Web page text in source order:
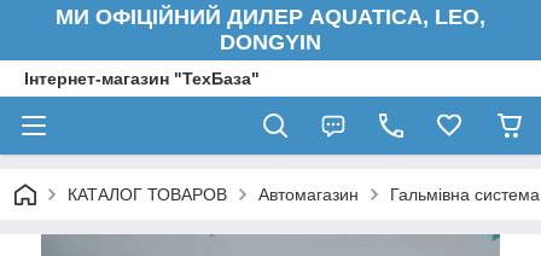
МИ ОФІЦІЙНИЙ ДИЛЕР AQUATICA, LEO,
DONGYIN
Інтернет-магазин "ТехБаза"
КАТАЛОГ ТОВАРОВ Автомагазин Гальмівна система